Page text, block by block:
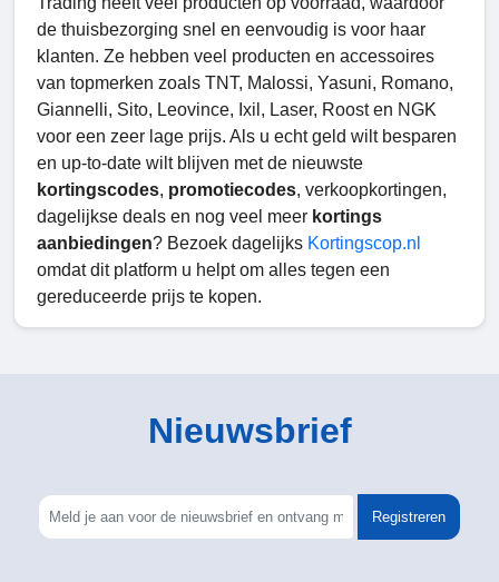
de thuisbezorging snel en eenvoudig is voor haar
klanten. Ze hebben veel producten en accessoires
van topmerken zoals TNT, Malossi, Yasuni, Romano,
Giannelli, Sito, Leovince, Ixil, Laser, Roost en NGK
voor een zeer lage prijs. Als u echt geld wilt besparen
en up-to-date wilt blijven met de nieuwste
kortingscodes, promotiecodes, verkoopkortingen,
dagelijkse deals en nog veel meer kortings
aanbiedingen? Bezoek dagelijks Kortingscop.nl
omdat dit platform u helpt om alles tegen een
gereduceerde prijs te kopen.
Nieuwsbrief
Registreren